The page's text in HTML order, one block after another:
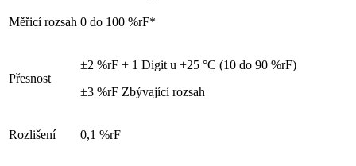
Měřicí rozsah 0 do 100 %rF*
Přesnost
±2 %rF + 1 Digit u +25 °C (10 do 90 %rF)
±3 %rF Zbývající rozsah
Rozlišení 0,1 %rF